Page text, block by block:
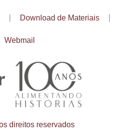
Download de Materiais
Webmail
direitos reservados